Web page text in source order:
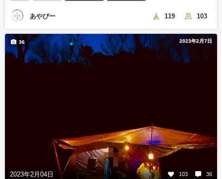
あやぴー 119 103
2023年2月7日
2023年2月04日 103 36
36